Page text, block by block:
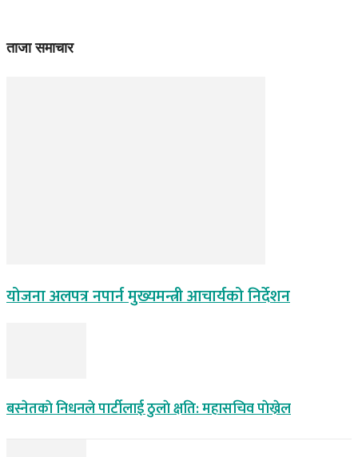
ताजा समाचार
योजना अलपत्र नपार्न मुख्यमन्त्री आचार्यको निर्देशन
बस्नेतकाे निधनले पार्टीलाई ठुलाे क्षति: महासचिव पाेख्रेल